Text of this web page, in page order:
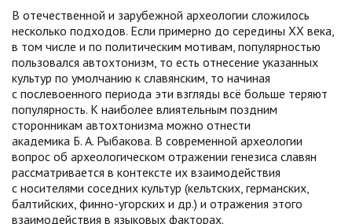
В отечественной и зарубежной археологии сложилось
несколько подходов. Если примерно до середины XX века,
в том числе и по политическим мотивам, популярностью
пользовался автохтонизм, то есть отнесение указанных
культур по умолчанию к славянским, то начиная
с послевоенного периода эти взгляды всё больше теряют
популярность. К наиболее влиятельным поздним
сторонникам автохтонизма можно отнести
академика Б. А. Рыбакова. В современной археологии
вопрос об археологическом отражении генезиса славян
рассматривается в контексте их взаимодействия
с носителями соседних культур (кельтских, германских,
балтийских, финно-угорских и др.) и отражения этого
взаимодействия в языковых факторах.